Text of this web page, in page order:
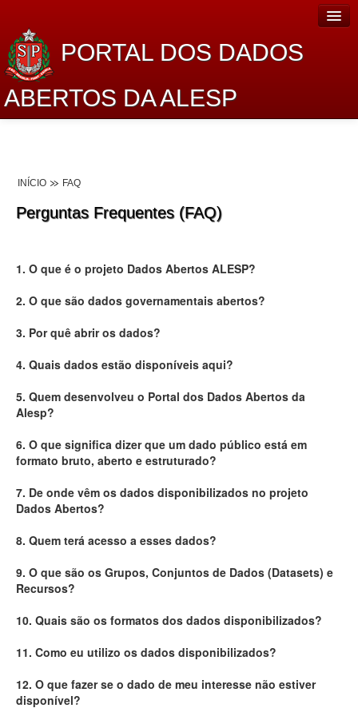
PORTAL DOS DADOS
ABERTOS DA ALESP
Lei de Acesso à Informação
Administração
Legislação
Perguntas frequentes
Contato
INÍCIO FAQ
Perguntas Frequentes (FAQ)
1. O que é o projeto Dados Abertos ALESP?
2. O que são dados governamentais abertos?
3. Por quê abrir os dados?
4. Quais dados estão disponíveis aqui?
5. Quem desenvolveu o Portal dos Dados Abertos da
Alesp?
6. O que significa dizer que um dado público está em
formato bruto, aberto e estruturado?
7. De onde vêm os dados disponibilizados no projeto
Dados Abertos?
8. Quem terá acesso a esses dados?
9. O que são os Grupos, Conjuntos de Dados (Datasets) e
Recursos?
10. Quais são os formatos dos dados disponibilizados?
11. Como eu utilizo os dados disponibilizados?
12. O que fazer se o dado de meu interesse não estiver
disponível?